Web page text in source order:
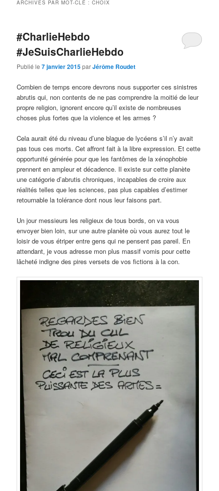
ARCHIVES PAR MOT-CLÉ :CHOIX
#CharlieHebdo
#JeSuisCharlieHebdo
Publié le7 janvier 2015parJérôme Roudet
Combien de temps encore devrons nous supporter ces sinistres
abrutis qui, non contents de ne pas comprendre la moitié de leur
propre religion, ignorent encore qu’il existe de nombreuses
choses plus fortes que la violence et les armes ?
Cela aurait été du niveau d’une blague de lycéens s’il n’y avait
pas tous ces morts. Cet affront fait à la libre expression. Et cette
opportunité générée pour que les fantômes de la xénophobie
prennent en ampleur et décadence. Il existe sur cette planète
une catégorie d’abrutis chroniques, incapables de croire aux
réalités telles que les sciences, pas plus capables d’estimer
retournable la tolérance dont nous leur faisons part.
Un jour messieurs les religieux de tous bords, on va vous
envoyer bien loin, sur une autre planète où vous aurez tout le
loisir de vous étriper entre gens qui ne pensent pas pareil. En
attendant, je vous adresse mon plus massif vomis pour cette
lâcheté indigne des pires versets de vos fictions à la con.